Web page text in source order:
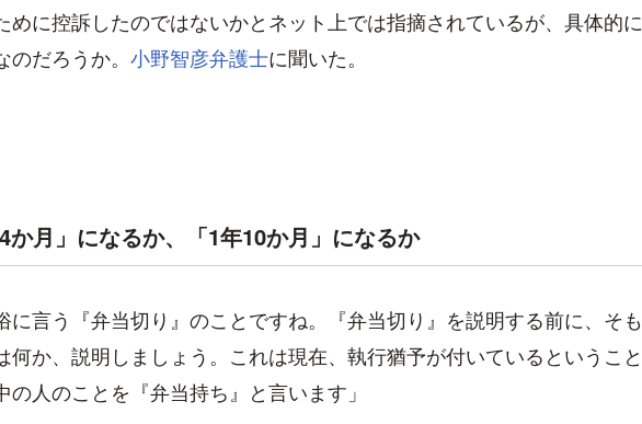
めに控訴したのではないかとネット上では指摘されているが、具体的に
だろうか。 小野智彦弁護士に聞いた。
か月」になるか、「1年10か月」になるか
に言う『弁当切り』のことですね。『弁当切り』を説明する前に、そも
何か、説明しましょう。これは現在、執行猶予が付いているということ
の人のことを『弁当持ち』と言います」